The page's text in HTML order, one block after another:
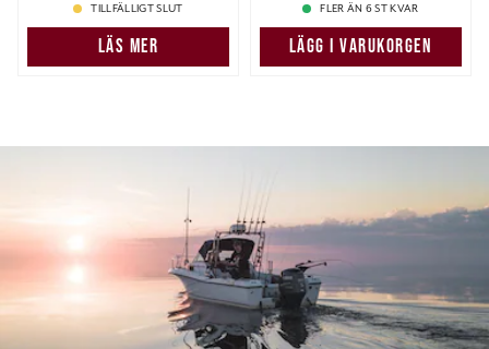
TILLFÄLLIGT SLUT
LÄS MER
FLER ÄN 6 ST KVAR
LÄGG I VARUKORGEN